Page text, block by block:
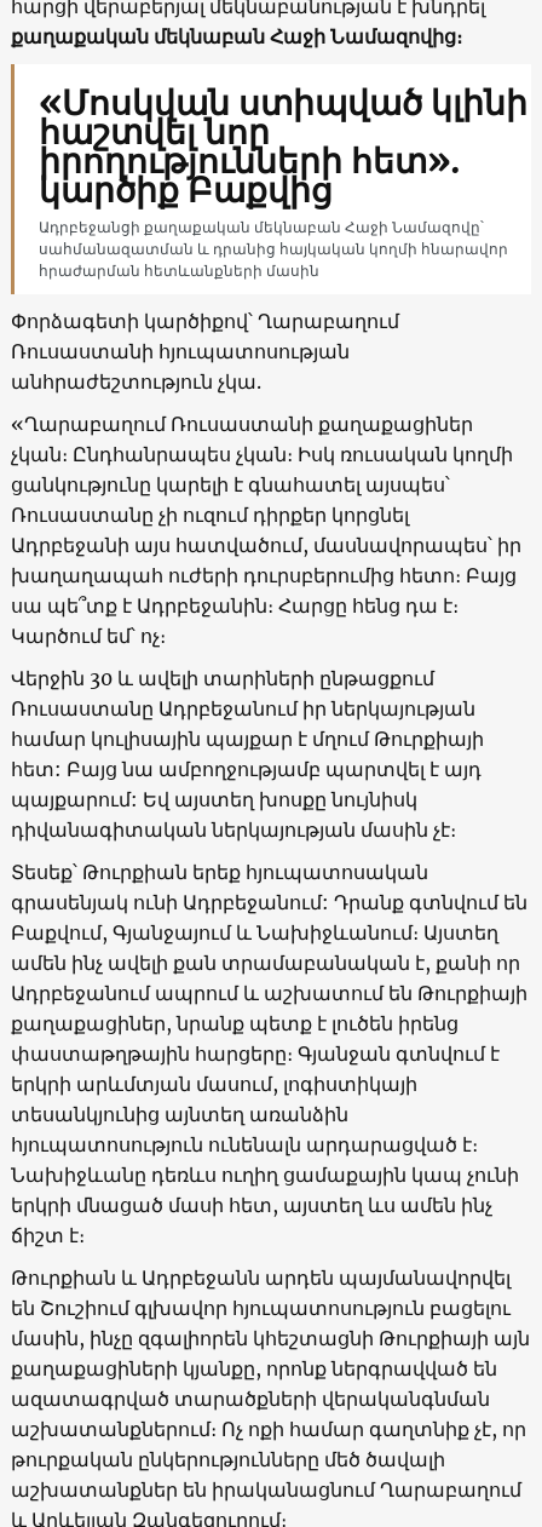
հարցի վերաբերյալ մեկնաբանության է խնդրել
քաղաքական մեկնաբան Հաջի Նամազովից։
«Մոսկվան ստիպված կլինի
հաշտվել նոր
իրողությունների հետ».
կարծիք Բաքվից
Ադրբեջանցի քաղաքական մեկնաբան Հաջի Նամազովը՝
սահմանազատման և դրանից հայկական կողմի հնարավոր
հրաժարման հետևանքների մասին
Փորձագետի կարծիքով՝ Ղարաբաղում
Ռուսաստանի հյուպատոսության
անհրաժեշտություն չկա.
«Ղարաբաղում Ռուսաստանի քաղաքացիներ
չկան։ Ընդհանրապես չկան։ Իսկ ռուսական կողմի
ցանկությունը կարելի է գնահատել այսպես՝
Ռուսաստանը չի ուզում դիրքեր կորցնել
Ադրբեջանի այս հատվածում, մասնավորապես՝ իր
խաղաղապահ ուժերի դուրսբերումից հետո։ Բայց
սա պե՞տք է Ադրբեջանին։ Հարցը հենց դա է։
Կարծում եմ՝ ոչ։
Վերջին 30 և ավելի տարիների ընթացքում
Ռուսաստանը Ադրբեջանում իր ներկայության
համար կուլիսային պայքար է մղում Թուրքիայի
հետ: Բայց նա ամբողջությամբ պարտվել է այդ
պայքարում: Եվ այստեղ խոսքը նույնիսկ
դիվանագիտական ​​ներկայության մասին չէ։
Տեսեք՝ Թուրքիան երեք հյուպատոսական
գրասենյակ ունի Ադրբեջանում: Դրանք գտնվում են
Բաքվում, Գյանջայում և Նախիջևանում։ Այստեղ
ամեն ինչ ավելի քան տրամաբանական է, քանի որ
Ադրբեջանում ապրում և աշխատում են Թուրքիայի
քաղաքացիներ, նրանք պետք է լուծեն իրենց
փաստաթղթային հարցերը։ Գյանջան գտնվում է
երկրի արևմտյան մասում, լոգիստիկայի
տեսանկյունից այնտեղ առանձին
հյուպատոսություն ունենալն արդարացված է։
Նախիջևանը դեռևս ուղիղ ցամաքային կապ չունի
երկրի մնացած մասի հետ, այստեղ ևս ամեն ինչ
ճիշտ է։
Թուրքիան և Ադրբեջանն արդեն պայմանավորվել
են Շուշիում գլխավոր հյուպատոսություն բացելու
մասին, ինչը զգալիորեն կհեշտացնի Թուրքիայի այն
քաղաքացիների կյանքը, որոնք ներգրավված են
ազատագրված տարածքների վերականգնման
աշխատանքներում։ Ոչ ոքի համար գաղտնիք չէ, որ
թուրքական ընկերությունները մեծ ծավալի
աշխատանքներ են իրականացնում Ղարաբաղում
և Արևելյան Զանգեզուրում։